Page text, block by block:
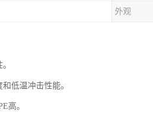
外观
低温冲击性能。
高。